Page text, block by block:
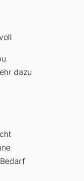
dazu